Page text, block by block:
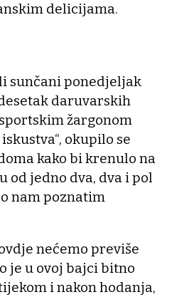
delicijama.
sunčani ponedjeljak
daruvarskih
žargonom
okupilo se
kako bi krenulo na
jedno dva, dva i pol
nam poznatim
nećemo previše
je u ovoj bajci bitno
i nakon hodanja,